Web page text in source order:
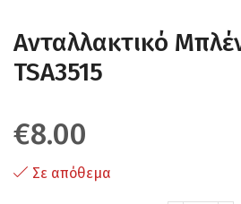
Ανταλλακτικό
TSA3515
€8.00
Σε απόθεμα